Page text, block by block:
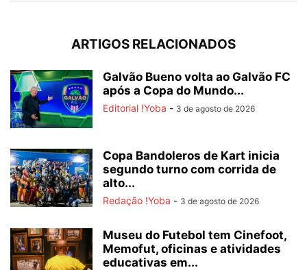
ARTIGOS RELACIONADOS
Galvão Bueno volta ao Galvão FC
após a Copa do Mundo...
Editorial !Yoba - 3 de agosto de 2026
Copa Bandoleros de Kart inicia
segundo turno com corrida de
alto...
Redação !Yoba - 3 de agosto de 2026
Museu do Futebol tem Cinefoot,
Memofut, oficinas e atividades
educativas em...